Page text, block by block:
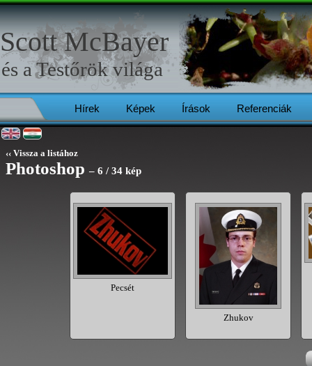
Hírek Képek Írások Referenciák
Scott McBayer
és aTestőrökvilága
‹‹ Vissza a listához
Photoshop– 6 / 34 kép
Pecsét
Zhukov